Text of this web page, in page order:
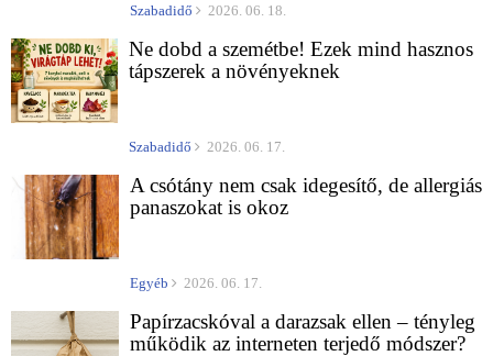
Szabadidő 2026. 06. 18.
Ne dobd a szemétbe! Ezek mind hasznos
tápszerek a növényeknek
Szabadidő 2026. 06. 17.
A csótány nem csak idegesítő, de allergiás
panaszokat is okoz
Egyéb 2026. 06. 17.
Papírzacskóval a darazsak ellen – tényleg
működik az interneten terjedő módszer?